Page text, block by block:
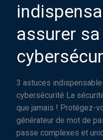
assurer sa
3 astuces
cybersécurité La
que jamais ! Protégez-
générateur de mot de
passe complexes et